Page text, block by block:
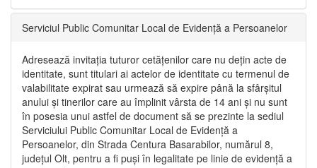
Serviciul Public Comunitar Local de Evidență a Persoanelor
Adresează invitația tuturor cetățenilor care nu dețin acte de
identitate, sunt titulari ai actelor de identitate cu termenul de
valabilitate expirat sau urmează să expire până la sfârșitul
anului și tinerilor care au împlinit vârsta de 14 ani și nu sunt
în posesia unui astfel de document să se prezinte la sediul
Serviciului Public Comunitar Local de Evidență a
Persoanelor, din Strada Centura Basarabilor, numărul 8,
județul Olt, pentru a fi puși în legalitate pe linie de evidență a